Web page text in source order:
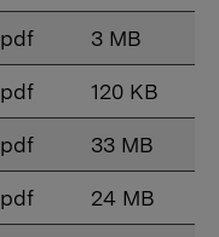
pdf 3 MB
pdf 120 KB
pdf 33 MB
pdf 24 MB